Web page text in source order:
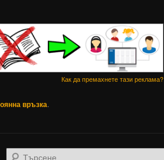
Как да премахнете тази реклама?
връзка.